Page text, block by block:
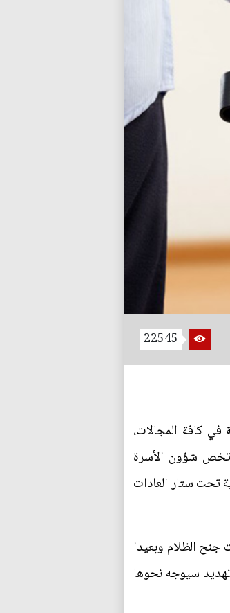
22545
كافة المجالات،
تخص شؤون الأسرة
تحت ستار العادات
الظلام وبعيدا
سيوجه نحوها